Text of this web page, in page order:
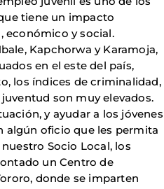
tiene un impacto
económico y social.
Kapchorwa y Karamoja,
en el este del país,
los índices de criminalidad,
son muy elevados.
y ayudar a los jóvenes
algún oficio que les permita
Socio Local, los
un Centro de
donde se imparten